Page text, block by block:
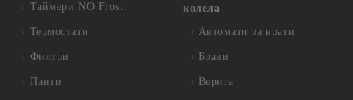
Таймери NO Frost
Термостати
Филтри
Панти
колела
Автомати за врати
Брави
Верига